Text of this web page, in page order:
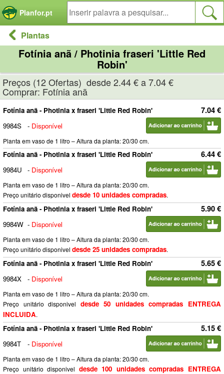
Planfor.pt
Plantas
Fotínia anã / Photinia fraseri 'Little Red
Robin'
Preços (12 Ofertas) desde 2.44 € a 7.04 €
Comprar: Fotínia anã
7.04 €
Fotínia anã - Photinia x fraseri 'Little Red Robin'
9984S
- Disponível
Planta em vaso de 1 litro – Altura da planta: 20/30 cm.
6.44 €
Fotínia anã - Photinia x fraseri 'Little Red Robin'
9984U
- Disponível
Planta em vaso de 1 litro – Altura da planta: 20/30 cm.
Preço unitário disponivel desde 10 unidades compradas.
5.90 €
Fotínia anã - Photinia x fraseri 'Little Red Robin'
9984W - Disponível
Planta em vaso de 1 litro – Altura da planta: 20/30 cm.
Preço unitário disponivel desde 25 unidades compradas.
5.65 €
Fotínia anã - Photinia x fraseri 'Little Red Robin'
9984X
- Disponível
Planta em vaso de 1 litro – Altura da planta: 20/30 cm.
Preço unitário disponivel desde 50 unidades compradas ENTREGA
INCLUIDA.
5.15 €
Fotínia anã - Photinia x fraseri 'Little Red Robin'
9984T
- Disponível
Planta em vaso de 1 litro – Altura da planta: 20/30 cm.
Preço unitário disponivel desde 100 unidades compradas ENTREGA
Painel de Gerenciamento de Cookies